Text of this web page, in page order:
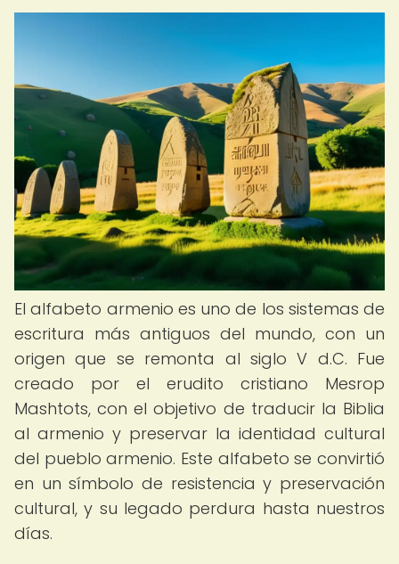
El alfabeto armenio es uno de los sistemas de
escritura más antiguos del mundo, con un
origen que se remonta al siglo V d.C. Fue
creado por el erudito cristiano Mesrop
Mashtots, con el objetivo de traducir la Biblia
al armenio y preservar la identidad cultural
del pueblo armenio. Este alfabeto se convirtió
en un símbolo de resistencia y preservación
cultural, y su legado perdura hasta nuestros
días.